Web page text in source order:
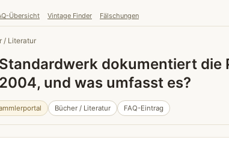
Übersicht Vintage Finder Fälschungen
/ Literatur
dokumentiert die
und was umfasst es?
Bücher / Literatur FAQ-Eintrag